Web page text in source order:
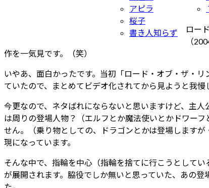
アピラ
桜子
書き人知らず
ロー
（
作を一気見です。（笑）
いやあ、面白かったです。当初「ロード・オブ・ザ・
ていたので、まとめてビデオ化されてから見ようと我
今更なので、ネタばれにならないと思いますけど、主
は周りの登場人物？（エルフとか魔法使いとかドワー
せん。（乗り物としての、ドラゴンとかは登場します
現になっています。
そんな中で、指輪を中心（指輪を捨てに行こうとして
が展開されます。脇役でしか無いと思っていた、あの